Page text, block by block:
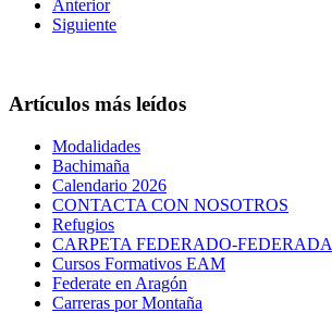
Anterior
Siguiente
Artículos más leídos
Modalidades
Bachimaña
Calendario 2026
CONTACTA CON NOSOTROS
Refugios
CARPETA FEDERADO-FEDERADA
Cursos Formativos EAM
Federate en Aragón
Carreras por Montaña